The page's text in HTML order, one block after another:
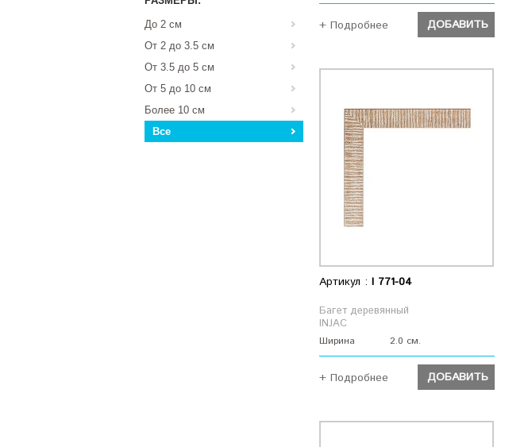
До 2 см
От 2 до 3.5 см
От 3.5 до 5 см
От 5 до 10 см
Более 10 см
Все
+ Подробнее ДОБАВИТЬ
Артикул : I 771-04
Багет деревянный
INJAC
Ширина 2.0 см.
+ Подробнее ДОБАВИТЬ